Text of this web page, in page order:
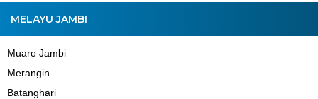
MELAYU JAMBI
Muaro Jambi
Merangin
Batanghari